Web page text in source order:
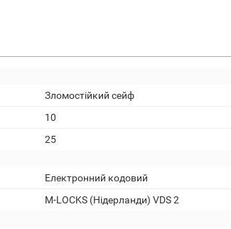
Зломостійкий сейф
10
25
Електронний кодовий
M-LOCKS (Нідерланди) VDS 2